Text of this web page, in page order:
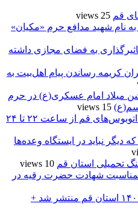
قم 25 views
نام شهید مدافع حرم «مکیان»
به فضای مجازی داشته
کریمه رساندن پیام اهل‌بیت به
میلاد امام عسکری(ع) در حرم
15 views
قم از ساعت ۲۲ تا ۲۴
دیگر نباید در ایستگاه وعده‌ها
تحمیلی استان قم 10 views
شهادت حضرت رقیه در
نمایه جمعیتی سال ۱۴۰۴ استان قم منتشر شد +